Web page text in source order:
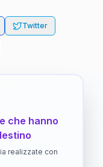
Twitter
che hanno
realizzate con